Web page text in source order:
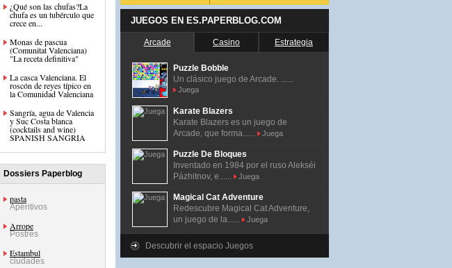
¿Qué son las chufas?La
chufa es un tubérculo que
crece en...
Monas de pascua
(Comunitat Valenciana)
"La receta definitiva"
La casca Valenciana. El
roscón de reyes típico en
la Comunidad Valenciana
Sangría, agua de Valencia
y Suc Costa blanca
(cocktails and wine)
SPANISH SANGRIA
Dossiers Paperblog
pasta
Aperitivos
Arrope
Postres
Estambul
ciudades
JUEGOS EN ES.PAPERBLOG.COM
Arcade Casino Estrategia
Puzzle Bobble
Un clásico juego de Arcade. ......
Juega
Karate Blazers
Karate Blazers es un juego de
Arcade, que forma......
Juega
Puzzle De Bloques
Inventado en 1984 por el ruso Alekséi
Pázhitnov, e......
Juega
Magical Cat Adventure
Redescubre Magical Cat Adventure,
un juego de la......
Juega
Descubrir el espacio Juegos